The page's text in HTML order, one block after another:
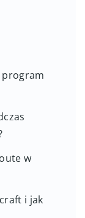
program
w
i jak